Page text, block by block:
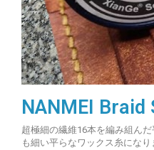
NANMEI Braid
超極細の繊維16本を編み組ん
も細い平らなワックス糸になり